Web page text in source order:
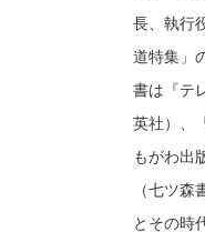
長、執行
道特集」
書は『テ
英社）、
もがわ出
（七ツ森
とその時